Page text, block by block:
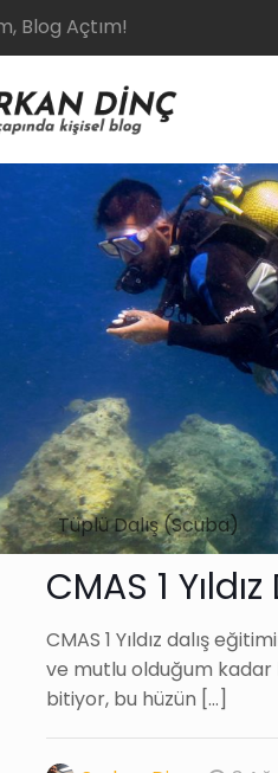
Blog Açtım!
Tüplü Dalış (Scuba)
CMAS 1
CMAS 1 Yıldız dalış
ve mutlu olduğum kadar
bitiyor, bu hüzün […]